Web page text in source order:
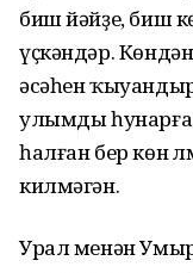
биш­ йәйҙе,­ биш
үҫкәндәр.­
әсәһен­
улымды
һалған­ бер­ көн­
килмәгән.­
Урал­ менән­